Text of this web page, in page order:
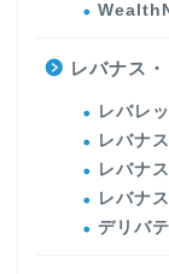
レバナス
レバレ
レバナ
レバナ
レバナ
デリバ